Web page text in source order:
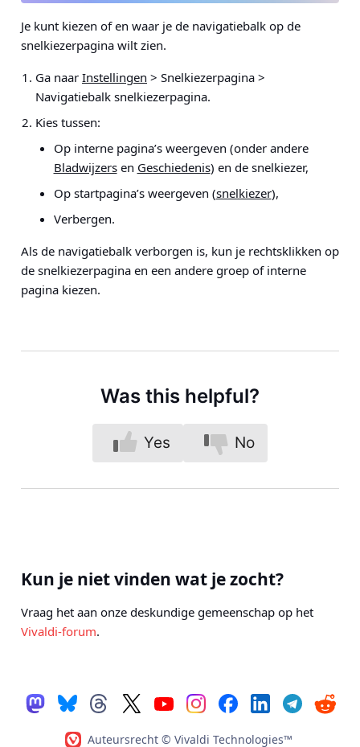
Je kunt kiezen of en waar je de navigatiebalk op de
snelkiezerpagina wilt zien.
Ga naar Instellingen > Snelkiezerpagina >
Navigatiebalk snelkiezerpagina.
Kies tussen:
Op interne pagina’s weergeven (onder andere
Bladwijzersen Geschiedenis) en de snelkiezer,
Op startpagina’s weergeven (snelkiezer),
Verbergen.
Als de navigatiebalk verborgen is, kun je rechtsklikken op
de snelkiezerpagina en een andere groep of interne
pagina kiezen.
Was this helpful?
Yes No
Kun je niet vinden wat je zocht?
Vraag het aan onze deskundige gemeenschap op het
Vivaldi-forum.
Auteursrecht © Vivaldi Technologies™